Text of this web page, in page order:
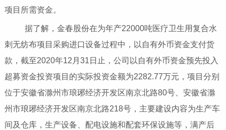
项目所需资金。
据了解，金春股份在为年产22000吨医疗卫生用复合水
刺无纺布项目采购进口设备过程中，以自有外币资金支付货
款，截至2020年12月31日止，公司以自有外币资金预先投入
超募资金投资项目的实际投资金额为2282.77万元，项目分别
位于安徽省滁州市琅琊经济开发区南京北路80号、安徽省滁
州市琅琊经济开发区南京北路218号，主要建设内容为生产车
间及仓库，生产设备、配电设施和配套环保设施等，满产后